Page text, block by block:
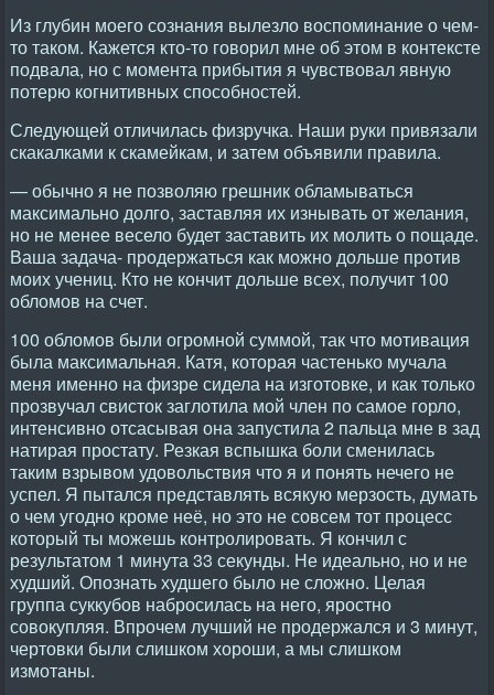
Из глубин моего сознания вылезло воспоминание о чем-
то таком. Кажется кто-то говорил мне об этом в контексте
подвала, но с момента прибытия я чувствовал явную
потерю когнитивных способностей.
Следующей отличилась физручка. Наши руки привязали
скакалками к скамейкам, и затем объявили правила.
— обычно я не позволяю грешник обламываться
максимально долго, заставляя их изнывать от желания,
но не менее весело будет заставить их молить о пощаде.
Ваша задача- продержаться как можно дольше против
моих учениц. Кто не кончит дольше всех, получит 100
обломов на счет.
100 обломов были огромной суммой, так что мотивация
была максимальная. Катя, которая частенько мучала
меня именно на физре сидела на изготовке, и как только
прозвучал свисток заглотила мой член по самое горло,
интенсивно отсасывая она запустила 2 пальца мне в зад
натирая простату. Резкая вспышка боли сменилась
таким взрывом удовольствия что я и понять нечего не
успел. Я пытался представлять всякую мерзость, думать
о чем угодно кроме неё, но это не совсем тот процесс
который ты можешь контролировать. Я кончил с
результатом 1 минута 33 секунды. Не идеально, но и не
худший. Опознать худшего было не сложно. Целая
группа суккубов набросилась на него, яростно
совокупляя. Впрочем лучший не продержался и 3 минут,
чертовки были слишком хороши, а мы слишком
измотаны.